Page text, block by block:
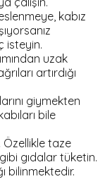
kabız
isteyin.
uzak
artırdığı
giymekten
bile
Özellikle taze
gıdalar tüketin.
bilinmektedir.